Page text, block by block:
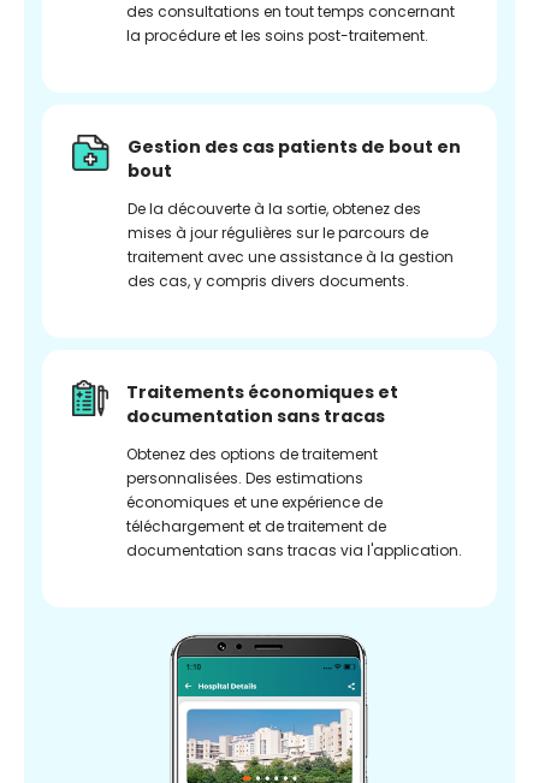
des consultations en tout temps concernant
la procédure et les soins post-traitement.
Gestion des cas patients de bout en
bout
De la découverte à la sortie, obtenez des
mises à jour régulières sur le parcours de
traitement avec une assistance à la gestion
des cas, y compris divers documents.
Traitements économiques et
documentation sans tracas
Obtenez des options de traitement
personnalisées. Des estimations
économiques et une expérience de
téléchargement et de traitement de
documentation sans tracas via l'application.